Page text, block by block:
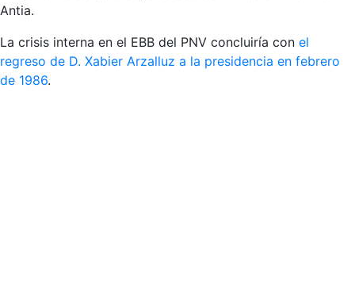
Antia.
La crisis interna en el EBB del PNV concluiría con el
regreso de D. Xabier Arzalluz a la presidencia en febrero
de 1986.